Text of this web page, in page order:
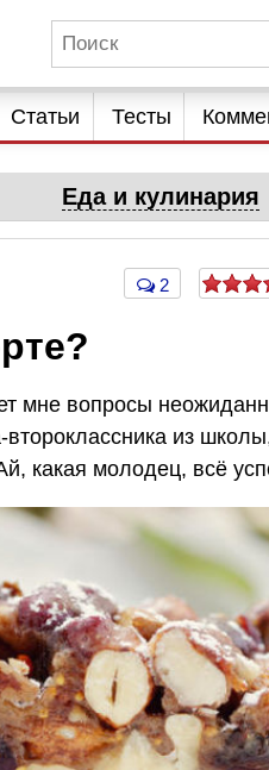
Статьи Тесты
Еда и кулинария
2
мне вопросы
из
какая молодец, всё